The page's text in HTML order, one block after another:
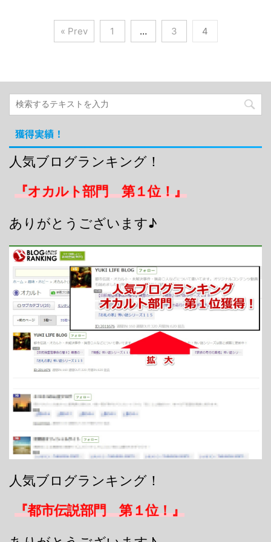
« Prev 1 … 3 4
獲得実績！
人気ブログランキング！
『オカルト部門 第１位！』
ありがとうございます♪
人気ブログランキング！
『都市伝説部門 第１位！』